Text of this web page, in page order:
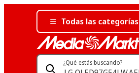
Todas las categorías
¿Qué estás buscando?